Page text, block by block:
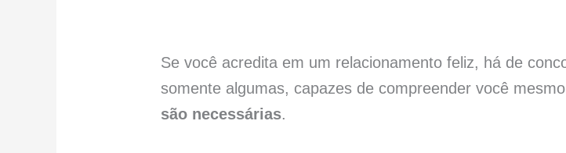
Se você acredita em um relacionamento feliz, há de
somente algumas, capazes de compreender você
são necessárias.